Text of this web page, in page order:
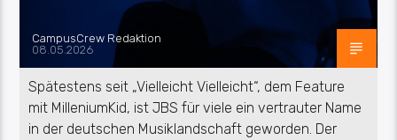
CampusCrew Redaktion
08.05.2026
Spätestens seit „Vielleicht Vielleicht“, dem Feature
mit MilleniumKid, ist JBS für viele ein vertrauter Name
in der deutschen Musiklandschaft geworden. Der